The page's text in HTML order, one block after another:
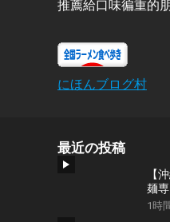
推薦給口味徧重的
にほんブログ村
最近の投稿
【
麺
1時